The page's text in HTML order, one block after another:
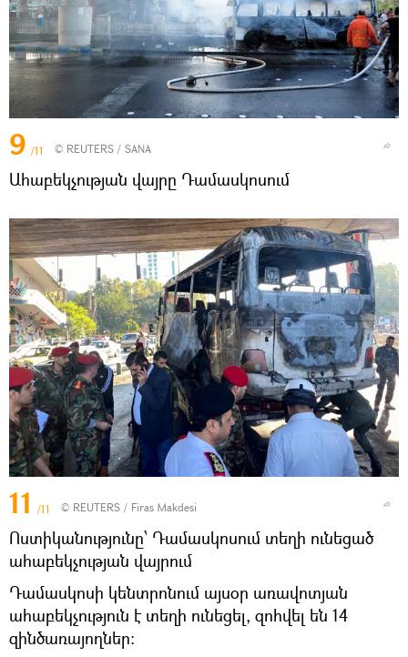
9 /11 © REUTERS / SANA
Ահաբեկչության վայրը Դամասկոսում
11 /11 © REUTERS / Firas Makdesi
Ոստիկանությունը՝ Դամասկոսում տեղի ունեցած
ահաբեկչության վայրում
Դամասկոսի կենտրոնում այսօր առավոտյան
ահաբեկչություն է տեղի ունեցել, զոհվել են 14
զինծառայողներ։